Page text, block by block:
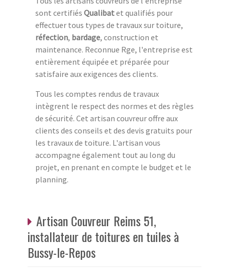
sont certifiés Qualibatet qualifiés pour
effectuer tous types de travaux sur toiture,
réfection, bardage, construction et
maintenance. Reconnue Rge, l'entreprise est
entièrement équipée et préparée pour
satisfaire aux exigences des clients.
Tous les comptes rendus de travaux
intègrent le respect des normes et des règles
de sécurité. Cet artisan couvreur offre aux
clients des conseils et des devis gratuits pour
les travaux de toiture. L'artisan vous
accompagne également tout au long du
projet, en prenant en compte le budget et le
planning.
Artisan Couvreur Reims 51,
installateur de toitures en tuiles à
Bussy-le-Repos